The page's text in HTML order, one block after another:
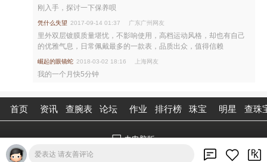
刚入手，探讨一下保养呗
凭什么失望 2017-09-14 01:37 广东广州网友
里外双层镀膜质量堪忧，不影响使用，高档运动风格，却也有自己
的优雅气息，日常佩戴最多的一款表，品质出众，值得信赖
崛起的眼镜蛇 2018-03-02 18:16 上海网友
我的一个月快5分钟
爱表达 请友善评论
首页 资讯 查腕表 论坛 作业 排行榜 珠宝 明星 查珠
去电脑版
©2026腕表之家 m.xbiao.com